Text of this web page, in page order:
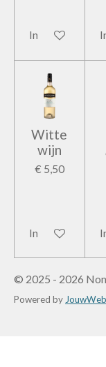
In winkelwagen
Witte
wijn
€ 5,50
In winkelwagen
© 2025 - 2026
Powered byJouwWeb